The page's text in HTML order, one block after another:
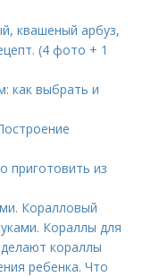
квашеный арбуз,
(4 фото + 1
как выбрать и
приготовить из
Коралловый
Кораллы для
кораллы
ребенка. Что